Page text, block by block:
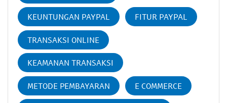
KEUNTUNGAN PAYPAL FITUR PAYPAL
TRANSAKSI ONLINE
KEAMANAN TRANSAKSI
METODE PEMBAYARAN E COMMERCE